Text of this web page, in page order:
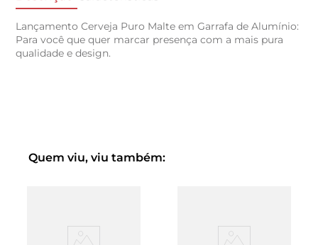
Lançamento Cerveja Puro Malte em Garrafa de Alumínio:
Para você que quer marcar presença com a mais pura
qualidade e design.
Quem viu, viu também: